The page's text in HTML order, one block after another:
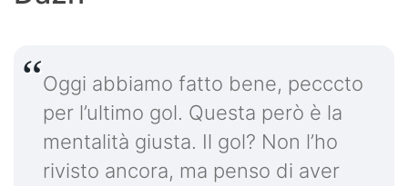
Oggi abbiamo fatto bene, pecccto
per l’ultimo gol. Questa però è la
mentalità giusta. Il gol? Non l’ho
rivisto ancora, ma penso di aver